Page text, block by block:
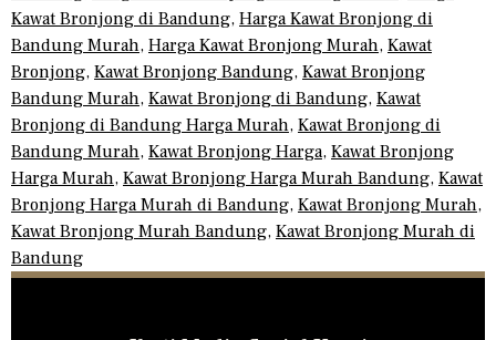
Kawat Bronjong di Bandung, Harga Kawat Bronjong di
Bandung Murah, Harga Kawat Bronjong Murah, Kawat
Bronjong, Kawat Bronjong Bandung, Kawat Bronjong
Bandung Murah, Kawat Bronjong di Bandung, Kawat
Bronjong di Bandung Harga Murah, Kawat Bronjong di
Bandung Murah, Kawat Bronjong Harga, Kawat Bronjong
Harga Murah, Kawat Bronjong Harga Murah Bandung, Kawat
Bronjong Harga Murah di Bandung, Kawat Bronjong Murah,
Kawat Bronjong Murah Bandung, Kawat Bronjong Murah di
Bandung